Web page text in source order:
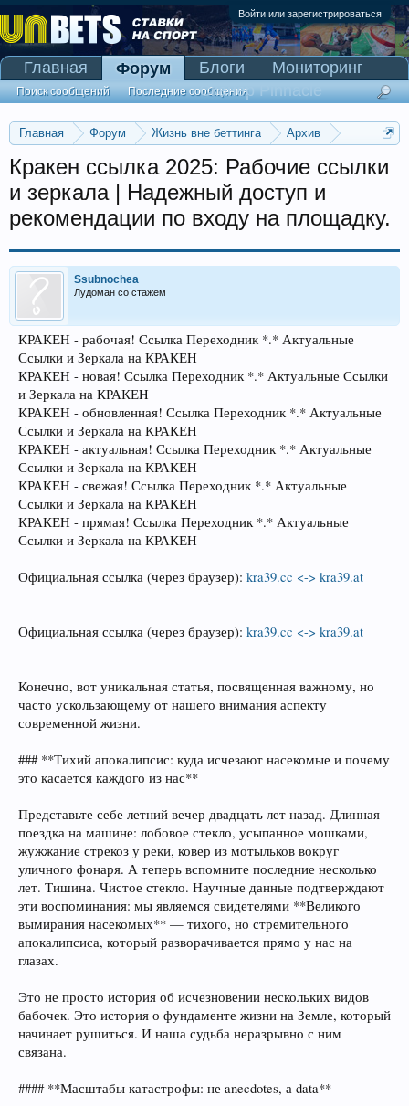
Войти или зарегистрироваться
Главная Форум Жизнь вне беттинга
Архив
Кракен ссылка 2025: Рабочие ссылки
и зеркала | Надежный доступ и
рекомендации по входу на площадку.
Ssubnochea
Лудоман со стажем
КРАКЕH - рабочая! Ссылка Переходник *.* Актуальные
Ссылки и Зеркала на КРАКЕH
КРАКЕH - новая! Ссылка Переходник *.* Актуальные Ссылки
и Зеркала на КРАКЕH
КРАКЕH - обновленная! Ссылка Переходник *.* Актуальные
Ссылки и Зеркала на КРАКЕH
КРАКЕH - актуальная! Ссылка Переходник *.* Актуальные
Ссылки и Зеркала на КРАКЕH
КРАКЕH - свежая! Ссылка Переходник *.* Актуальные
Ссылки и Зеркала на КРАКЕH
КРАКЕH - прямая! Ссылка Переходник *.* Актуальные
Ссылки и Зеркала на КРАКЕH
Официальная ссылка (через браузер): kra39.cc <-> kra39.at
Официальная ссылка (через браузер): kra39.cc <-> kra39.at
Конечно, вот уникальная статья, посвященная важному, но
часто ускользающему от нашего внимания аспекту
современной жизни.
### **Тихий апокалипсис: куда исчезают насекомые и почему
это касается каждого из нас**
Представьте себе летний вечер двадцать лет назад. Длинная
поездка на машине: лобовое стекло, усыпанное мошками,
жужжание стрекоз у реки, ковер из мотыльков вокруг
уличного фонаря. А теперь вспомните последние несколько
лет. Тишина. Чистое стекло. Научные данные подтверждают
эти воспоминания: мы являемся свидетелями **Великого
вымирания насекомых** — тихого, но стремительного
апокалипсиса, который разворачивается прямо у нас на
глазах.
Это не просто история об исчезновении нескольких видов
бабочек. Это история о фундаменте жизни на Земле, который
начинает рушиться. И наша судьба неразрывно с ним
связана.
#### **Масштабы катастрофы: не anecdotes, а data**
Главная Форум
Поиск сообщений Последние сообщения
Блоги
Мониторинг
Сканер Pinnacle